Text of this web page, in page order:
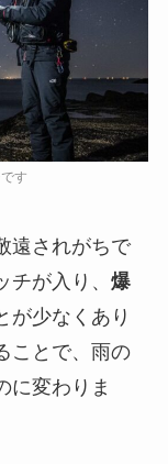
遠されがちで
が入り、 爆
が少なくあり
ことで、雨の
に変わりま